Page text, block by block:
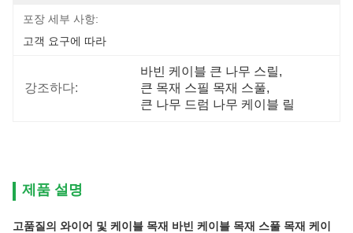
포장 세부 사항:
고객 요구에 따라
강조하다:
바빈 케이블 큰 나무 스릴,
큰 목재 스필 목재 스풀,
큰 나무 드럼 나무 케이블 릴
제품 설명
고품질의 와이어 및 케이블 목재 바빈 케이블 목재 스풀 목재 케이